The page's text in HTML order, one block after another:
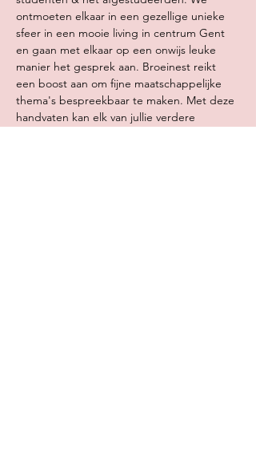
ontmoeten elkaar in een gezellige unieke
sfeer in een mooie living in centrum Gent
en gaan met elkaar op een onwijs leuke
manier het gesprek aan. Broeinest reikt
een boost aan om fijne maatschappelijke
thema's bespreekbaar te maken. Met deze
handvaten kan elk van jullie verdere